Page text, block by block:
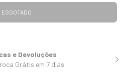
e Devoluções
Grátis em 7 dias